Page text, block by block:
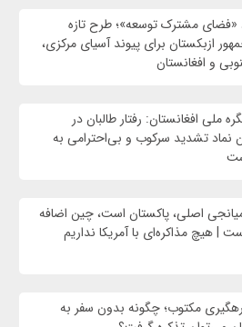
«فضای مشترک توسعه»؛ طرح تازه
ازبکستان برای پیوند آسیای مرکزی،
و افغانستان
ملی افغانستان: رفتار طالبان در
نماد تشدید سرکوب و بی‌احترامی به
اصلی، پاکستان است، چین اضافه
| هیچ مذاکره‌ای با آمریکا نداریم
رهگیری مکتوب؛ چگونه بدون سفر به